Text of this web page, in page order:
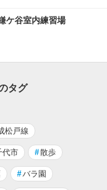
ケ谷室内練習場
タグ
松戸線
代市 #散歩
#バラ園